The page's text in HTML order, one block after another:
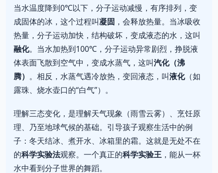
当水温度降到0℃以下，分子运动减慢，有序排列，变
成固体的冰，这个过程叫凝固 ，会释放热量。当冰吸收
热量，分子运动加快，结构破坏，变成液态的水，这叫
融化。当水加热到100℃，分子运动异常剧烈，挣脱液
体表面飞散到空气中，变成水蒸气，这叫汽化（沸
腾） 。相反，水蒸气遇冷放热，变回液态，叫液化（如
露珠、烧水壶口的“白气”）。
理解三态变化，是理解天气现象（雨雪云雾）、烹饪原
理、乃至地球气候的基础。引导孩子观察生活中的例
子：冬天结冰、煮开水、冰箱里的霜。这就是无处不在
的科学实验法观察。一个真正的科学实验王 ，能从一杯
水中看到分子世界的舞蹈。